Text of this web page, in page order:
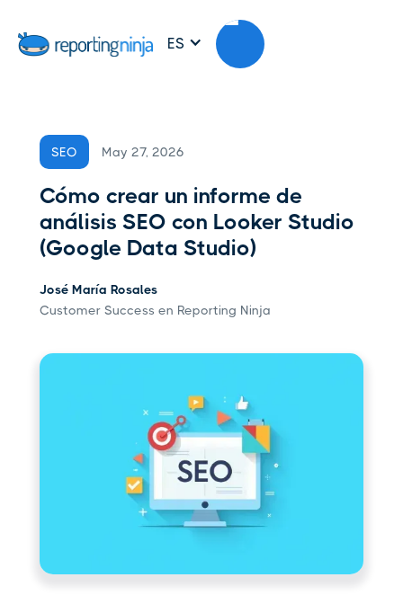
ES
SEO May 27, 2026
Cómo crear un informe de
análisis SEO con Looker Studio
(Google Data Studio)
José María Rosales
Customer Success en Reporting Ninja